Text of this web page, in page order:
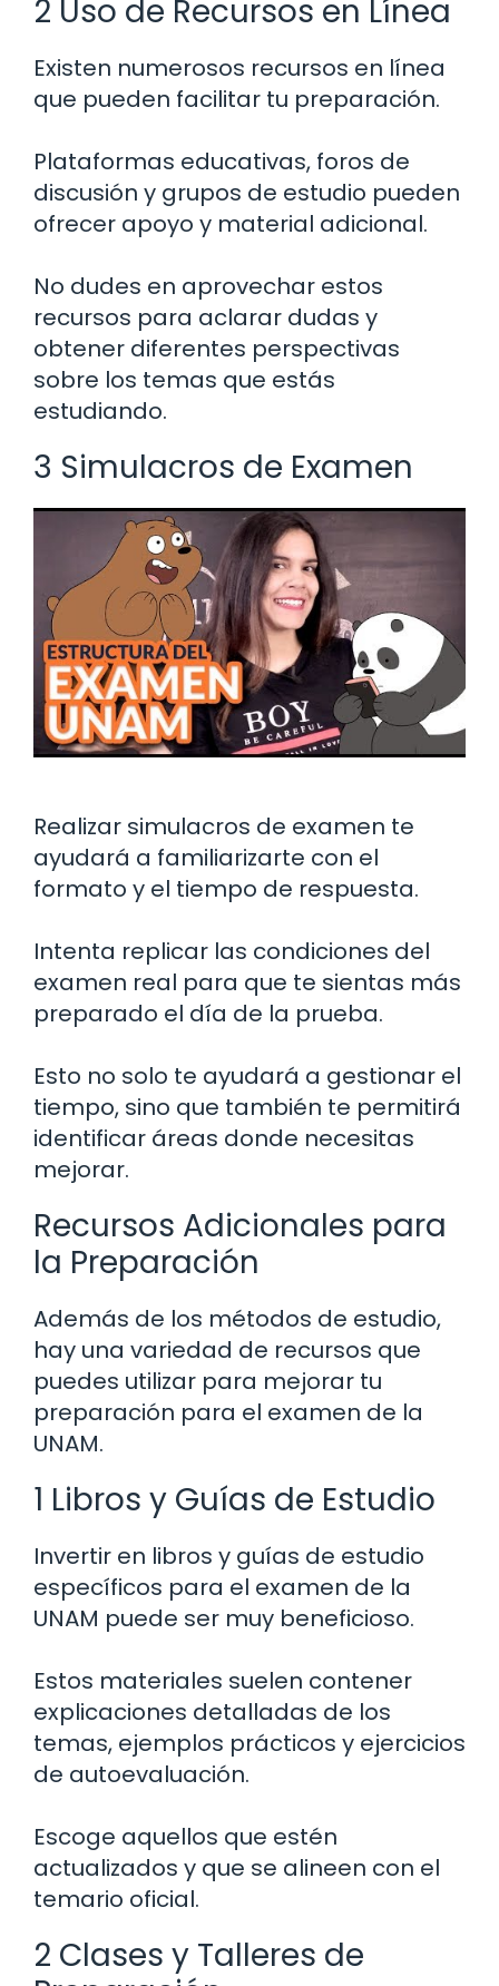
2 Uso de Recursos en Línea
Existen numerosos recursos en línea
que pueden facilitar tu preparación.
Plataformas educativas, foros de
discusión y grupos de estudio pueden
ofrecer apoyo y material adicional.
No dudes en aprovechar estos
recursos para aclarar dudas y
obtener diferentes perspectivas
sobre los temas que estás
estudiando.
3 Simulacros de Examen
Realizar simulacros de examen te
ayudará a familiarizarte con el
formato y el tiempo de respuesta.
Intenta replicar las condiciones del
examen real para que te sientas más
preparado el día de la prueba.
Esto no solo te ayudará a gestionar el
tiempo, sino que también te permitirá
identificar áreas donde necesitas
mejorar.
Recursos Adicionales para
la Preparación
Además de los métodos de estudio,
hay una variedad de recursos que
puedes utilizar para mejorar tu
preparación para el examen de la
UNAM.
1 Libros y Guías de Estudio
Invertir en libros y guías de estudio
específicos para el examen de la
UNAM puede ser muy beneficioso.
Estos materiales suelen contener
explicaciones detalladas de los
temas, ejemplos prácticos y ejercicios
de autoevaluación.
Escoge aquellos que estén
actualizados y que se alineen con el
temario oficial.
2 Clases y Talleres de